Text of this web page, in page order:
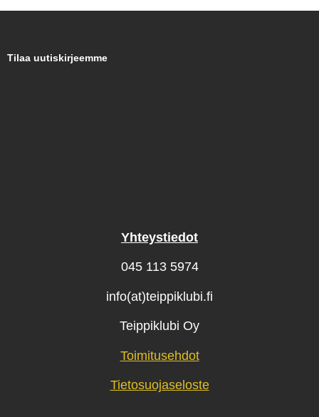
Tilaa uutiskirjeemme
Yhteystiedot
045 113 5974
info(at)teippiklubi.fi
Teippiklubi Oy
Toimitusehdot
Tietosuojaseloste